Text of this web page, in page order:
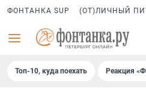
ФОНТАНКА SUP (ОТ)ЛИЧНЫЙ
Топ-10, куда поехать Реакция